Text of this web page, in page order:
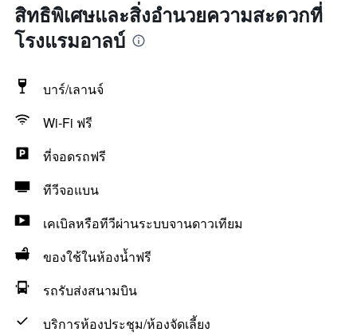
สิทธิพิเศษและสิ่งอำนวยความสะดวกที่
โรงแรมอาลบ์
บาร์/เลานจ์
Wi-Fi ฟรี
ที่จอดรถฟรี
ทีวีจอแบน
เคเบิลหรือทีวีผ่านระบบจานดาวเทียม
ของใช้ในห้องน้ำฟรี
รถรับส่งสนามบิน
บริการห้องประชุม/ห้องจัดเลี้ยง